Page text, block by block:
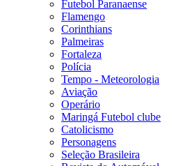
Futebol Paranaense
Flamengo
Corinthians
Palmeiras
Fortaleza
Polícia
Tempo - Meteorologia
Aviação
Operário
Maringá Futebol clube
Catolicismo
Personagens
Seleção Brasileira